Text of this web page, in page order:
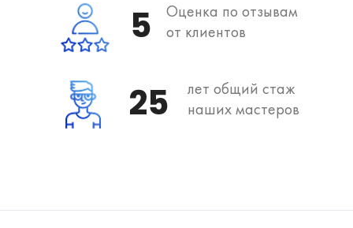
5
Оценка по отзывам
от клиентов
25
лет общий стаж
наших мастеров